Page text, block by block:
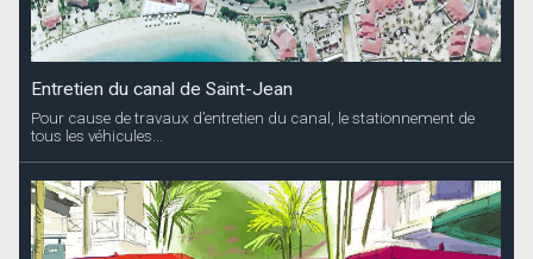
Entretien du canal de Saint-Jean
Pour cause de travaux d’entretien du canal, le stationnement de
tous les véhicules...